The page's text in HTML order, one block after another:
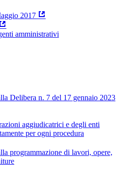
2017
amministrativi
Delibera n. 7 del 17 gennaio 2023
aggiudicatrici e degli enti
per ogni procedura
programmazione di lavori, opere,